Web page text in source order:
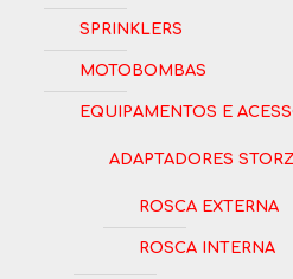
Sprinklers
Motobombas
Equipamentos e
Adaptadores Storz
Rosca Externa
Rosca Interna